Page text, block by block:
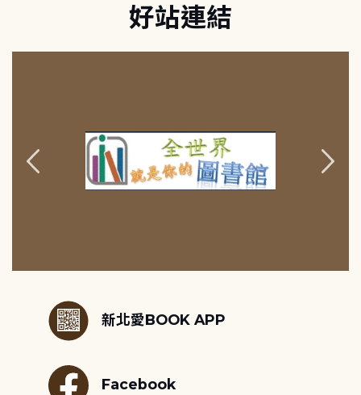
好站連結
新北愛BOOK APP
Facebook